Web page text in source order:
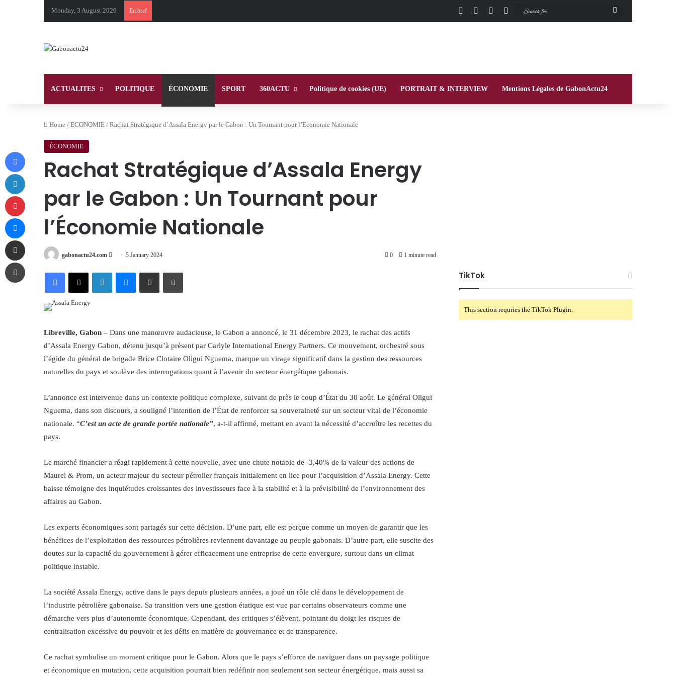
Monday, 3 August 2026 En bref Facebook InstagramSwitch skin
ACTUALITES POLITIQUE ÉCONOMIE SPORT 360ACTU Politique de cookies (UE) PORTRAIT & INTERVIEW Mentions Légales de GabonActu24
Home / ÉCONOMIE / Rachat Stratégique d’Assala Energy par le Gabon : Un Tournant pour l’Économie Nationale
ÉCONOMIE
Rachat Stratégique d’Assala Energy
par le Gabon : Un Tournant pour
l’Économie Nationale
gabonactu24.com
Send 5 January 2024 0 1 minute read
FacebookX LinkedInMessengerShare via Email Print
Libreville, Gabon – Dans une manœuvre audacieuse, le Gabon a annoncé, le 31 décembre 2023, le rachat des actifs
d’Assala Energy Gabon, détenu jusqu’à présent par Carlyle International Energy Partners. Ce mouvement, orchestré sous
l’égide du général de brigade Brice Clotaire Oligui Nguema, marque un virage significatif dans la gestion des ressources
naturelles du pays et soulève des interrogations quant à l’avenir du secteur énergétique gabonais.
L’annonce est intervenue dans un contexte politique complexe, suivant de près le coup d’État du 30 août. Le général Oligui
Nguema, dans son discours, a souligné l’intention de l’État de renforcer sa souveraineté sur un secteur vital de l’économie
nationale. “C’est un acte de grande portée nationale”, a-t-il affirmé, mettant en avant la nécessité d’accroître les recettes du
pays.
Le marché financier a réagi rapidement à cette nouvelle, avec une chute notable de -3,40% de la valeur des actions de
Maurel & Prom, un acteur majeur du secteur pétrolier français initialement en lice pour l’acquisition d’Assala Energy. Cette
baisse témoigne des inquiétudes croissantes des investisseurs face à la stabilité et à la prévisibilité de l’environnement des
affaires au Gabon.
Les experts économiques sont partagés sur cette décision. D’une part, elle est perçue comme un moyen de garantir que les
bénéfices de l’exploitation des ressources pétrolières reviennent davantage au peuple gabonais. D’autre part, elle suscite des
doutes sur la capacité du gouvernement à gérer efficacement une entreprise de cette envergure, surtout dans un climat
politique instable.
La société Assala Energy, active dans le pays depuis plusieurs années, a joué un rôle clé dans le développement de
l’industrie pétrolière gabonaise. Sa transition vers une gestion étatique est vue par certains observateurs comme une
démarche vers plus d’autonomie économique. Cependant, des critiques s’élèvent, pointant du doigt les risques de
centralisation excessive du pouvoir et les défis en matière de gouvernance et de transparence.
Ce rachat symbolise un moment critique pour le Gabon. Alors que le pays s’efforce de naviguer dans un paysage politique
et économique en mutation, cette acquisition pourrait bien redéfinir non seulement son secteur énergétique, mais aussi sa
TikTok
This section requries the TikTok Plugin.
Facebook
LinkedIn
Pinterest
Messenger